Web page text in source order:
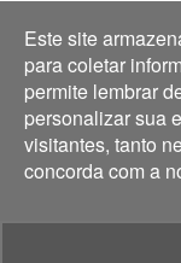
Este site
para coletar
permite lembrar
personalizar sua
visitantes, tanto
concorda com a